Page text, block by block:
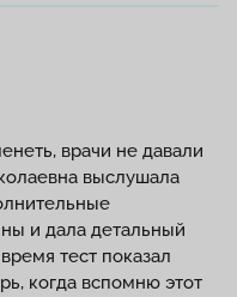
врачи не давали
выслушала
и дала детальный
тест показал
когда вспомню этот